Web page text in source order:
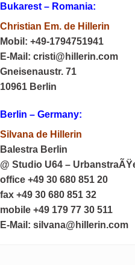
Bukarest – Romania:
Christian Em. de Hillerin
Mobil: +49-1794751941
E-Mail: cristi@hillerin.com
Gneisenaustr. 71
10961 Berlin
Berlin – Germany:
Silvana de Hillerin
Balestra Berlin
@ Studio U64 –
office +49 30 680 851 20
fax +49 30 680 851 32
mobile +49 179 77 30 511
E-Mail: silvana@hillerin.com